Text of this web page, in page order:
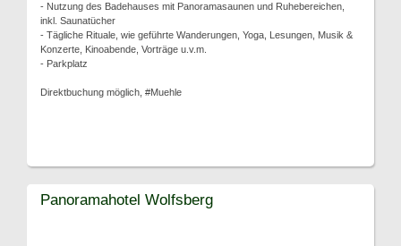
- Nutzung des Badehauses mit Panoramasaunen und Ruhebereichen,
inkl. Saunatücher
- Tägliche Rituale, wie geführte Wanderungen, Yoga, Lesungen, Musik &
Konzerte, Kinoabende, Vorträge u.v.m.
- Parkplatz
Direktbuchung möglich, #Muehle
Panoramahotel Wolfsberg